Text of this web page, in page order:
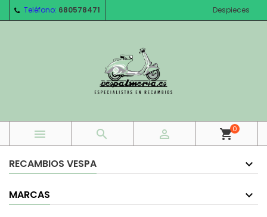
Teléfono: 680578471 Despieces
   shopping_cart0
RECAMBIOS VESPA
MARCAS